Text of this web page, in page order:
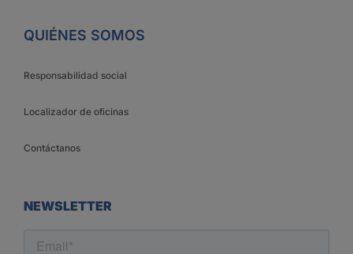
QUIÉNES SOMOS
Responsabilidad social
Localizador de oficinas
Contáctanos
NEWSLETTER